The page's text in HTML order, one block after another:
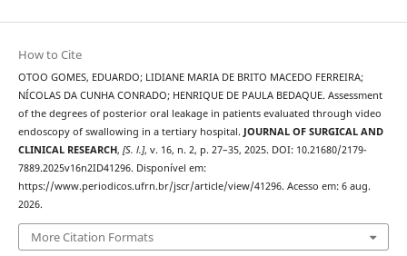
How to Cite
OTOO GOMES, EDUARDO; LIDIANE MARIA DE BRITO MACEDO FERREIRA;
NÍCOLAS DA CUNHA CONRADO; HENRIQUE DE PAULA BEDAQUE. Assessment
of the degrees of posterior oral leakage in patients evaluated through video
endoscopy of swallowing in a tertiary hospital. JOURNAL OF SURGICAL AND
CLINICAL RESEARCH, [S. l.], v. 16, n. 2, p. 27–35, 2025. DOI: 10.21680/2179-
7889.2025v16n2ID41296. Disponível em:
https://www.periodicos.ufrn.br/jscr/article/view/41296. Acesso em: 6 aug.
2026.
More Citation Formats